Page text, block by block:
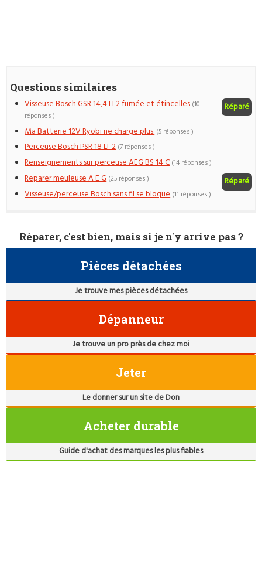
Questions similaires
Visseuse Bosch GSR 14,4 LI 2 fumée et étincelles Réparé
(10
réponses )
Ma Batterie 12V Ryobi ne charge plus. (5 réponses )
Perceuse Bosch PSR 18 LI-2 (7 réponses )
Renseignements sur perceuse AEG BS 14 C (14 réponses )
Reparer meuleuse A E G Réparé
(25 réponses )
Visseuse/perceuse Bosch sans fil se bloque (11 réponses )
Réparer, c'est bien, mais si je n'y arrive pas ?
Pièces détachées
Je trouve mes pièces détachées
Dépanneur
Je trouve un pro près de chez moi
Jeter
Le donner sur un site de Don
Acheter durable
Guide d'achat des marques les plus fiables